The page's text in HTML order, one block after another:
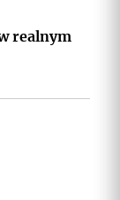
realnym